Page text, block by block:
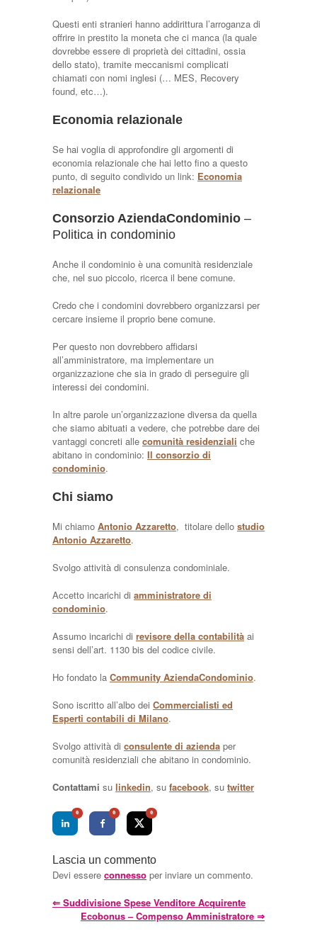
Questi enti stranieri hanno addirittura l’arroganza di
offrire in prestito la moneta che ci manca (la quale
dovrebbe essere di proprietà dei cittadini, ossia
dello stato), tramite meccanismi complicati
chiamati con nomi inglesi (… MES, Recovery
found, etc…).
Economia relazionale
Se hai voglia di approfondire gli argomenti di
economia relazionale che hai letto fino a questo
punto, di seguito condivido un link: Economia
relazionale
Consorzio AziendaCondominio –
Politica in condominio
Anche il condominio è una comunità residenziale
che, nel suo piccolo, ricerca il bene comune.
Credo che i condomini dovrebbero organizzarsi per
cercare insieme il proprio bene comune.
Per questo non dovrebbero affidarsi
all’amministratore, ma implementare un
organizzazione che sia in grado di perseguire gli
interessi dei condomini.
In altre parole un’organizzazione diversa da quella
che siamo abituati a vedere, che potrebbe dare dei
vantaggi concreti alle comunità residenziali che
abitano in condominio: Il consorzio di
condominio.
Chi siamo
Mi chiamo Antonio Azzaretto, titolare dello studio
Antonio Azzaretto.
Svolgo attività di consulenza condominiale.
Accetto incarichi di amministratore di
condominio.
Assumo incarichi di revisore della contabilità ai
sensi dell’art. 1130 bis del codice civile.
Ho fondato la Community AziendaCondominio.
Sono iscritto all’albo dei Commercialisti ed
Esperti contabili di Milano.
Svolgo attività di consulente di azienda per
comunità residenziali che abitano in condominio.
Contattami su linkedin, su facebook, su twitter
0 0 0
Lascia un commento
Devi essere connesso per inviare un commento.
⇐ Suddivisione Spese Venditore Acquirente
Ecobonus – Compenso Amministratore ⇒